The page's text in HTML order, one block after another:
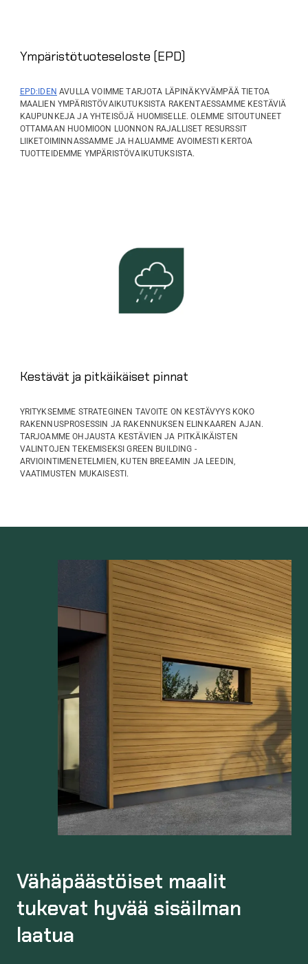
Ympäristötuoteseloste (EPD)
EPD:IDEN AVULLA VOIMME TARJOTA LÄPINÄKYVÄMPÄÄ TIETOA
MAALIEN YMPÄRISTÖVAIKUTUKSISTA RAKENTAESSAMME KESTÄVIÄ
KAUPUNKEJA JA YHTEISÖJÄ HUOMISELLE. OLEMME SITOUTUNEET
OTTAMAAN HUOMIOON LUONNON RAJALLISET RESURSSIT
LIIKETOIMINNASSAMME JA HALUAMME AVOIMESTI KERTOA
TUOTTEIDEMME YMPÄRISTÖVAIKUTUKSISTA.
Kestävät ja pitkäikäiset pinnat
YRITYKSEMME STRATEGINEN TAVOITE ON KESTÄVYYS KOKO
RAKENNUSPROSESSIN JA RAKENNUKSEN ELINKAAREN AJAN.
TARJOAMME OHJAUSTA KESTÄVIEN JA PITKÄIKÄISTEN
VALINTOJEN TEKEMISEKSI GREEN BUILDING -
ARVIOINTIMENETELMIEN, KUTEN BREEAMIN JA LEEDIN,
VAATIMUSTEN MUKAISESTI.
Vähäpäästöiset maalit
tukevat hyvää sisäilman
laatua